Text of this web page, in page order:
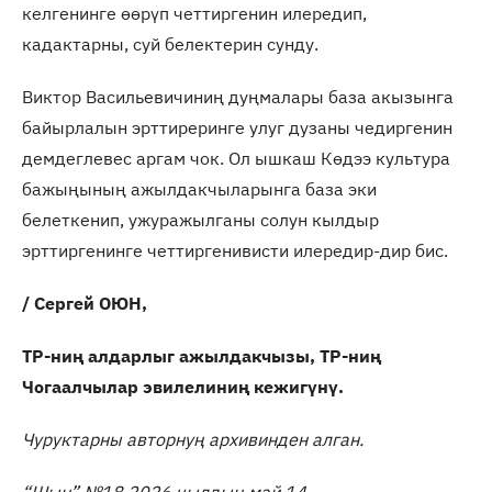
келгенинге өөрүп четтиргенин илередип,
кадактарны, суй белектерин сунду.
Виктор Васильевичиниң дуңмалары база акызынга
байырлалын эрттиреринге улуг дузаны чедиргенин
демдеглевес аргам чок. Ол ышкаш Көдээ культура
бажыңының ажылдакчыларынга база эки
белеткенип, ужуражылганы солун кылдыр
эрттиргенинге четтиргенивисти илередир-дир бис.
/ Сергей ОЮН,
ТР-ниң алдарлыг ажылдакчызы, ТР-ниң
Чогаалчылар эвилелиниң кежигүнү.
Чуруктарны авторнуң архивинден алган.